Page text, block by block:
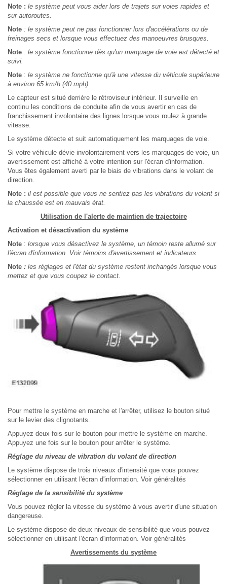
Note : le système peut vous aider lors de trajets sur voies rapides et
sur autoroutes.
Note : le système peut ne pas fonctionner lors d'accélérations ou de
freinages secs et lorsque vous effectuez des manoeuvres brusques.
Note : le système fonctionne dès qu'un marquage de voie est détecté et
suivi.
Note : le système ne fonctionne qu'à une vitesse du véhicule supérieure
à environ 65 km/h (40 mph).
Le capteur est situé derrière le rétroviseur intérieur. Il surveille en
continu les conditions de conduite afin de vous avertir en cas de
franchissement involontaire des lignes lorsque vous roulez à grande
vitesse.
Le système détecte et suit automatiquement les marquages de voie.
Si votre véhicule dévie involontairement vers les marquages de voie, un
avertissement est affiché à votre intention sur l'écran d'information.
Vous êtes également averti par le biais de vibrations dans le volant de
direction.
Note : il est possible que vous ne sentiez pas les vibrations du volant si
la chaussée est en mauvais état.
Utilisation de l'alerte de maintien de trajectoire
Activation et désactivation du système
Note : lorsque vous désactivez le système, un témoin reste allumé sur
l'écran d'information. Voir témoins d'avertissement et indicateurs
Note : les réglages et l'état du système restent inchangés lorsque vous
mettez et que vous coupez le contact.
Pour mettre le système en marche et l'arrêter, utilisez le bouton situé
sur le levier des clignotants.
Appuyez deux fois sur le bouton pour mettre le système en marche.
Appuyez une fois sur le bouton pour arrêter le système.
Réglage du niveau de vibration du volant de direction
Le système dispose de trois niveaux d'intensité que vous pouvez
sélectionner en utilisant l'écran d'information. Voir généralités
Réglage de la sensibilité du système
Vous pouvez régler la vitesse du système à vous avertir d'une situation
dangereuse.
Le système dispose de deux niveaux de sensibilité que vous pouvez
sélectionner en utilisant l'écran d'information. Voir généralités
Avertissements du système